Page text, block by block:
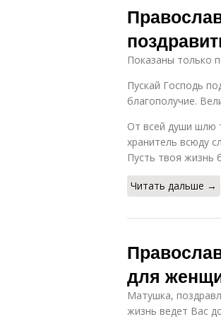
Показаны только
Пускай Господь
благополучие.
От всей души шлю
хранитель всюду
Пусть твоя жизнь
Читать дальше →
для
Матушка,
жизнь ведет Вас